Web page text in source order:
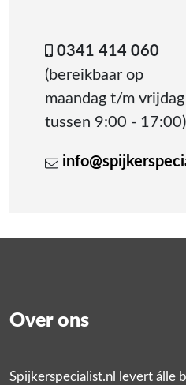
0341 414 060
(bereikbaar op
maandag t/m vrijdag
tussen 9:00 - 17:00)
Over ons
Spijkerspecialist.nl levert álle